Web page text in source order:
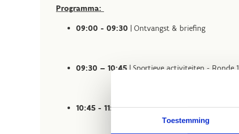
Toestemming
Programma:
09:00 - 09:30 | Ontvangst & briefing
09:30 – 10:45 | Sportieve activiteiten - Ronde 1
10:45 - 11:00| Pauze & ontspanning